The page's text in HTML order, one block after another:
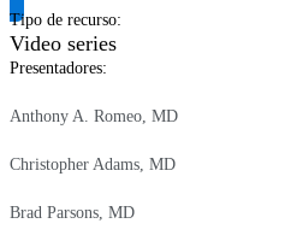
Tipo de recurso:
Video series
Presentadores:
Anthony A. Romeo, MD
Christopher Adams, MD
Brad Parsons, MD